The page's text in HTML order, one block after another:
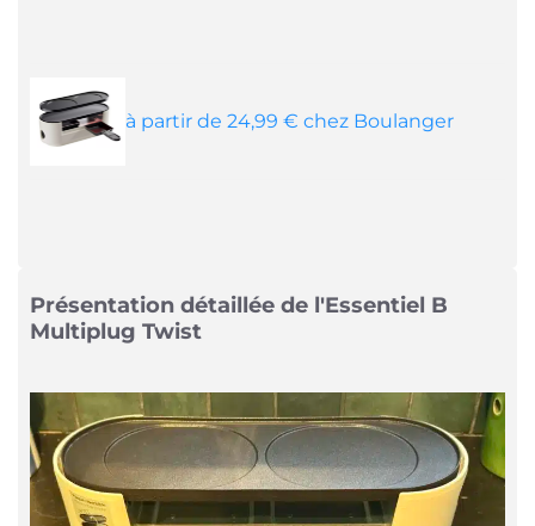
à partir de 24,99 € chez Boulanger
Présentation détaillée de l'Essentiel B
Multiplug Twist